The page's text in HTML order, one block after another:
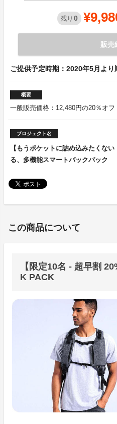
残り 0
販売
ご提供予定時期：2020年5月より
概要
一般販売価格：12,480円の20％オ
プロジェクト名
【もうポケットに詰め込みたくな
る、多機能スマートバックパック
この商品について
【限定10名 - 超早割
K PACK